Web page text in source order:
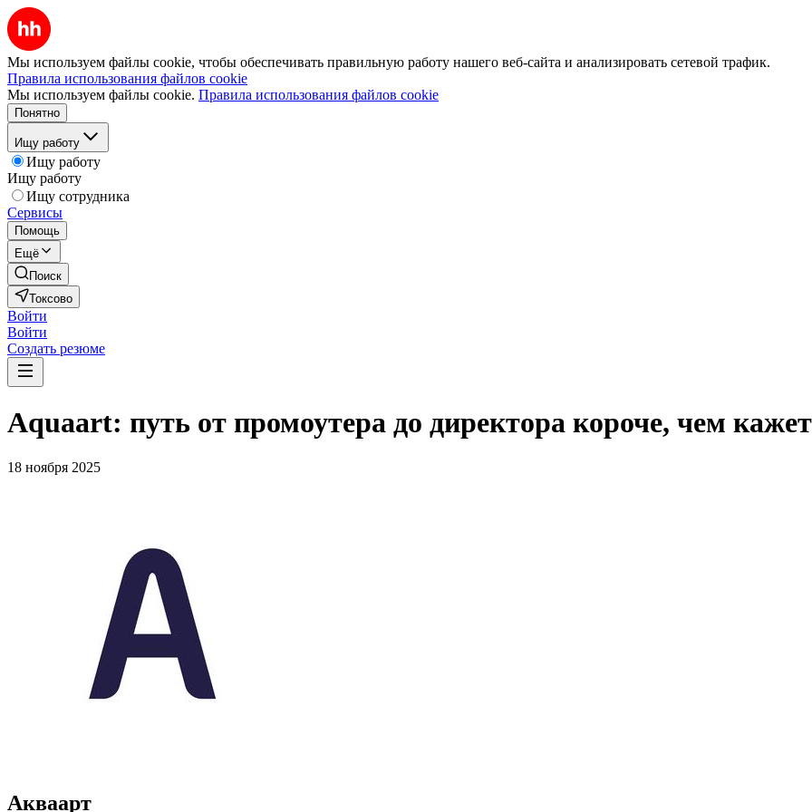
Мы используем файлы cookie, чтобы обеспечивать правильную работу нашего веб-сайта и анализировать сетевой трафик.
Правила использования файлов cookie
Мы используем файлы cookie. Правила использования файлов cookie
Понятно
Ищу работу
Ищу работу
Ищу работу
Ищу сотрудника
Сервисы
Помощь
Ещё
Поиск
Токсово
Войти
Войти
Создать резюме
Aquaart: путь от промоутера до директора короче, чем
18 ноября 2025
Акваарт